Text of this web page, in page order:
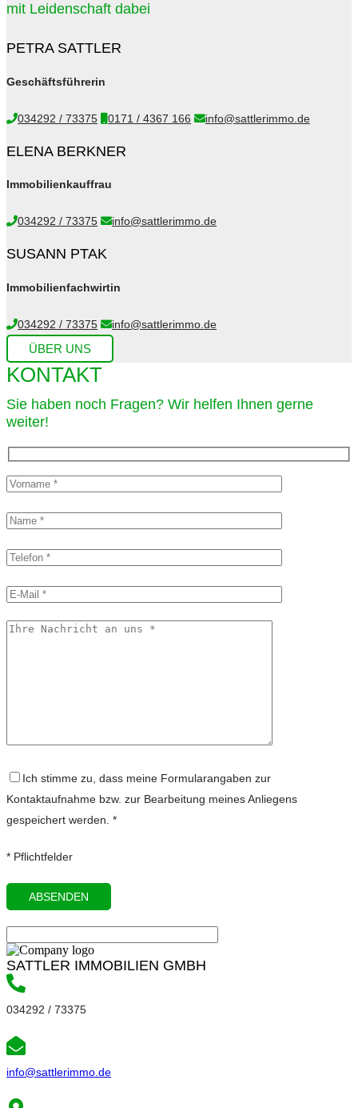
mit Leidenschaft dabei
PETRA SATTLER
Geschäftsführerin
034292 / 73375 0171 / 4367 166 info@sattlerimmo.de
ELENA BERKNER
Immobilienkauffrau
034292 / 73375 info@sattlerimmo.de
SUSANN PTAK
Immobilienfachwirtin
034292 / 73375 info@sattlerimmo.de
ÜBER UNS
KONTAKT
Sie haben noch Fragen? Wir helfen Ihnen gerne
weiter!​
Ich stimme zu, dass meine Formularangaben zur
Kontaktaufnahme bzw. zur Bearbeitung meines Anliegens
gespeichert werden. *
* Pflichtfelder
SATTLER IMMOBILIEN GMBH
034292 / 73375
info@sattlerimmo.de